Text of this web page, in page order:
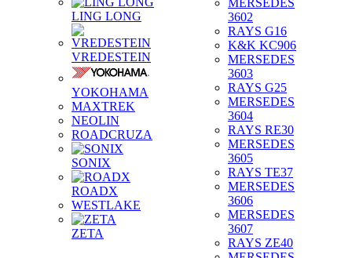
LING LONG
VREDESTEIN
YOKOHAMA
MAXTREK
NEOLIN
ROADCRUZA
SONIX
ROADX
WESTLAKE
ZETA
MERSEDES
3602
RAYS G16
K&K KC906
MERSEDES
3603
RAYS G25
MERSEDES
3604
RAYS RE30
MERSEDES
3605
RAYS TE37
MERSEDES
3606
MERSEDES
3607
RAYS ZE40